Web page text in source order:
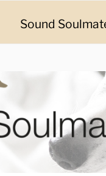
Bilder, Geschichten
Sound